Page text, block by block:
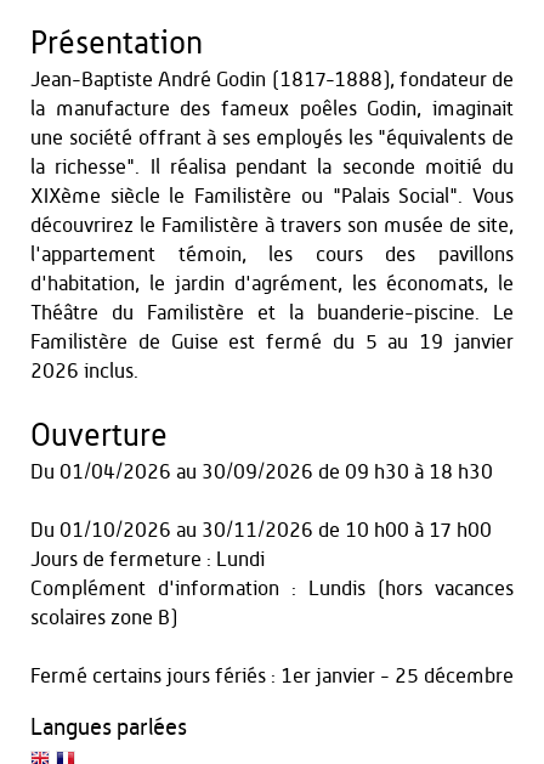
Présentation
Jean-Baptiste André Godin (1817-1888), fondateur de
la manufacture des fameux poêles Godin, imaginait
une société offrant à ses employés les "équivalents de
la richesse". Il réalisa pendant la seconde moitié du
XIXème siècle le Familistère ou "Palais Social". Vous
découvrirez le Familistère à travers son musée de site,
l'appartement témoin, les cours des pavillons
d'habitation, le jardin d'agrément, les économats, le
Théâtre du Familistère et la buanderie-piscine. Le
Familistère de Guise est fermé du 5 au 19 janvier
2026 inclus.
Ouverture
Du 01/04/2026 au 30/09/2026 de 09 h30 à 18 h30
Du 01/10/2026 au 30/11/2026 de 10 h00 à 17 h00
Jours de fermeture : Lundi
Complément d'information : Lundis (hors vacances
scolaires zone B)
Fermé certains jours fériés : 1er janvier - 25 décembre
Langues parlées